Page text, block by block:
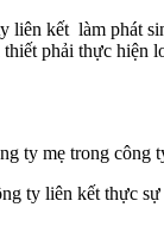
kết làm phát
phải thực
ty mẹ trong
ty liên kết thực